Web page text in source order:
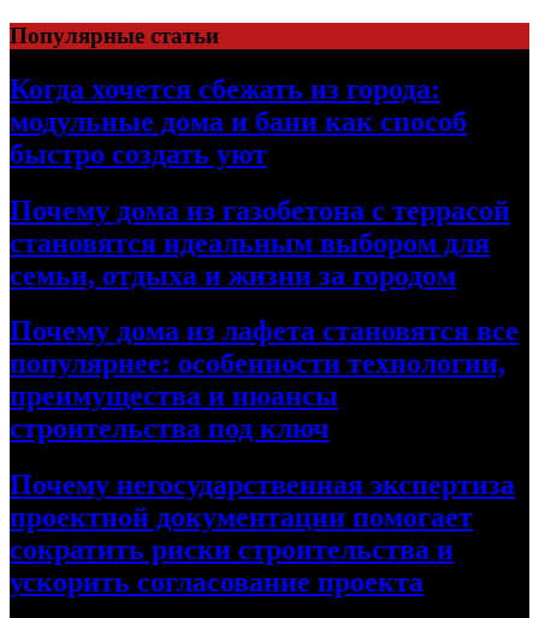
Перейти
к
содержимому
Популярные статьи
Когда хочется сбежать из города:
модульные дома и бани как способ
быстро создать уют
Почему дома из газобетона с террасой
становятся идеальным выбором для
семьи, отдыха и жизни за городом
Почему дома из лафета становятся все
популярнее: особенности технологии,
преимущества и нюансы
строительства под ключ
Почему негосударственная экспертиза
проектной документации помогает
сократить риски строительства и
ускорить согласование проекта